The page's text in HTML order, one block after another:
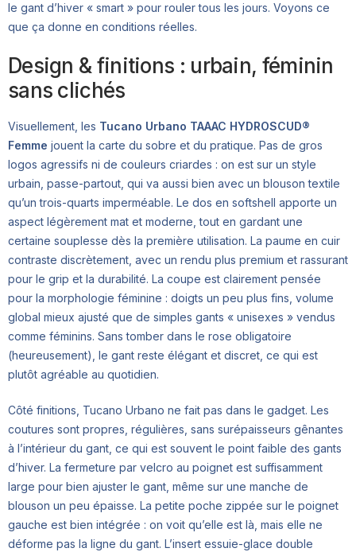
le gant d’hiver « smart » pour rouler tous les jours. Voyons ce
que ça donne en conditions réelles.
Design & finitions : urbain, féminin
sans clichés
Visuellement, les Tucano Urbano TAAAC HYDROSCUD®
Femme jouent la carte du sobre et du pratique. Pas de gros
logos agressifs ni de couleurs criardes : on est sur un style
urbain, passe-partout, qui va aussi bien avec un blouson textile
qu’un trois-quarts imperméable. Le dos en softshell apporte un
aspect légèrement mat et moderne, tout en gardant une
certaine souplesse dès la première utilisation. La paume en cuir
contraste discrètement, avec un rendu plus premium et rassurant
pour le grip et la durabilité. La coupe est clairement pensée
pour la morphologie féminine : doigts un peu plus fins, volume
global mieux ajusté que de simples gants « unisexes » vendus
comme féminins. Sans tomber dans le rose obligatoire
(heureusement), le gant reste élégant et discret, ce qui est
plutôt agréable au quotidien.
Côté finitions, Tucano Urbano ne fait pas dans le gadget. Les
coutures sont propres, régulières, sans surépaisseurs gênantes
à l’intérieur du gant, ce qui est souvent le point faible des gants
d’hiver. La fermeture par velcro au poignet est suffisamment
large pour bien ajuster le gant, même sur une manche de
blouson un peu épaisse. La petite poche zippée sur le poignet
gauche est bien intégrée : on voit qu’elle est là, mais elle ne
déforme pas la ligne du gant. L’insert essuie-glace double